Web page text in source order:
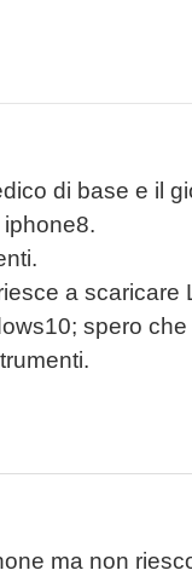
di base e il
a scaricare
spero
ma non